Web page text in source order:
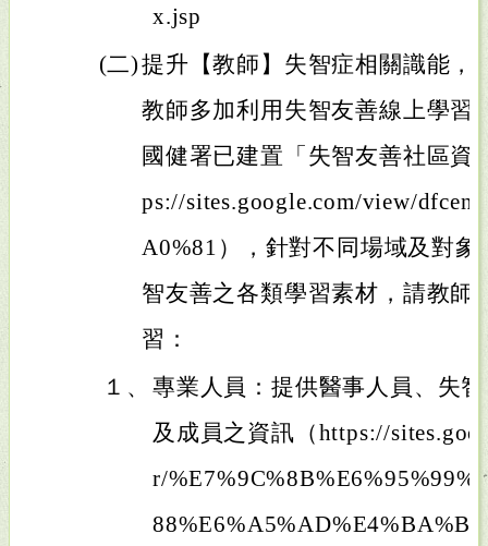
x.jsp
(二)提升【教師】失智症相關識能，
教師多加利用失智友善線上學習
國健署已建置「失智友善社區資
ps://sites.google.com/view/
A0%81），針對不同場域及對
智友善之各類學習素材，請教師
習：
１、 專業人員：提供醫事人員、失
及成員之資訊（https://
r/